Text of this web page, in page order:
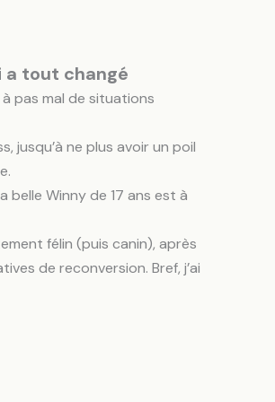
a tout changé
pas mal de situations
jusqu’à ne plus avoir un poil
belle Winny de 17 ans est à
félin (puis canin), après
de reconversion. Bref, j’ai